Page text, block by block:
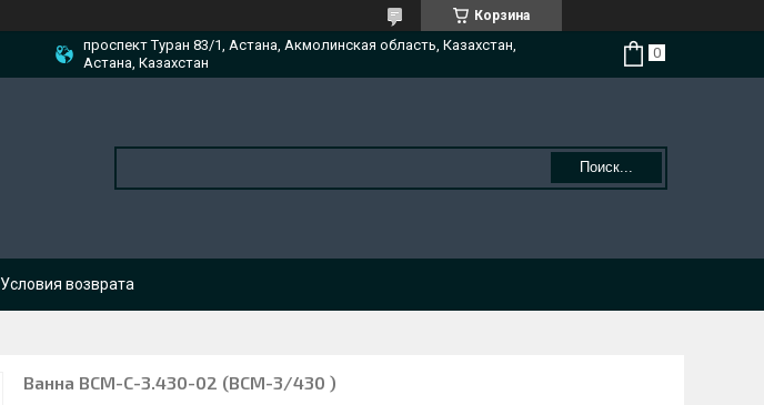
Корзина
проспект Туран 83/1, Астана, Акмолинская область, Казахстан,
Астана, Казахстан
Поиск...
Условия возврата
Ванна ВСМ-С-3.430-02 (ВСМ-3/430 )